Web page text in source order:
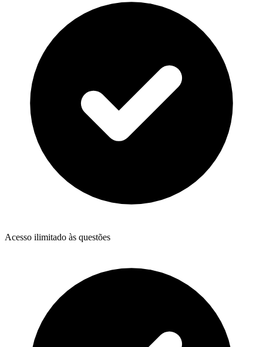
Acesso ilimitado às questões